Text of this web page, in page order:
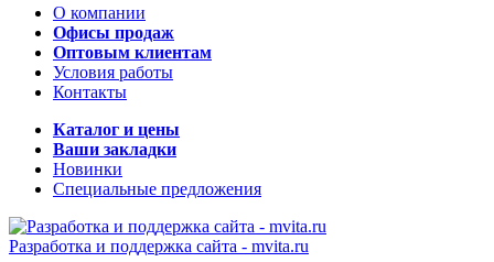
О компании
Офисы продаж
Оптовым клиентам
Условия работы
Контакты
Каталог и цены
Ваши закладки
Новинки
Специальные предложения
Разработка и поддержка сайта - mvita.ru